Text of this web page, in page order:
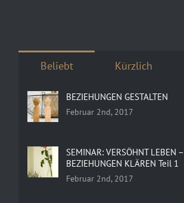
Beliebt Kürzlich
BEZIEHUNGEN GESTALTEN
Februar 2nd, 2017
SEMINAR: VERSÖHNT LEBEN –
BEZIEHUNGEN KLÄREN Teil 1
Februar 2nd, 2017